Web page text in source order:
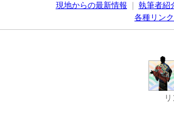
現地からの最新情報
執筆者紹
各種リンク